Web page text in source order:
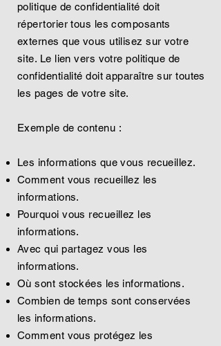
politique de confidentialité doit
répertorier tous les composants
externes que vous utilisez sur votre
site. Le lien vers votre politique de
confidentialité doit apparaître sur toutes
les pages de votre site.
Exemple de contenu :
Les informations que vous recueillez.
Comment vous recueillez les
informations.
Pourquoi vous recueillez les
informations.
Avec qui partagez vous les
informations.
Où sont stockées les informations.
Combien de temps sont conservées
les informations.
Comment vous protégez les